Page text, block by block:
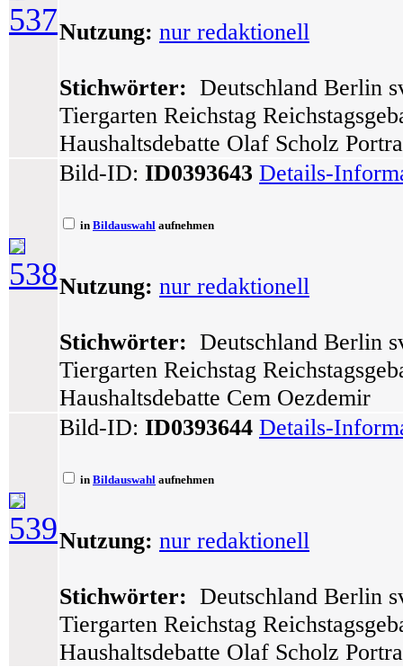
537Nutzung: nur redaktionell
Stichwörter: Deutschland Berlin
Tiergarten Reichstag
Haushaltsdebatte Olaf Scholz
538
Bild-ID: ID0393643 Details-
in Bildauswahl aufnehmen
Nutzung: nur redaktionell
Stichwörter: Deutschland Berlin
Tiergarten Reichstag
Haushaltsdebatte Cem Oezdemir
539
Bild-ID: ID0393644 Details-
in Bildauswahl aufnehmen
Nutzung: nur redaktionell
Stichwörter: Deutschland Berlin
Tiergarten Reichstag
Haushaltsdebatte Olaf Scholz